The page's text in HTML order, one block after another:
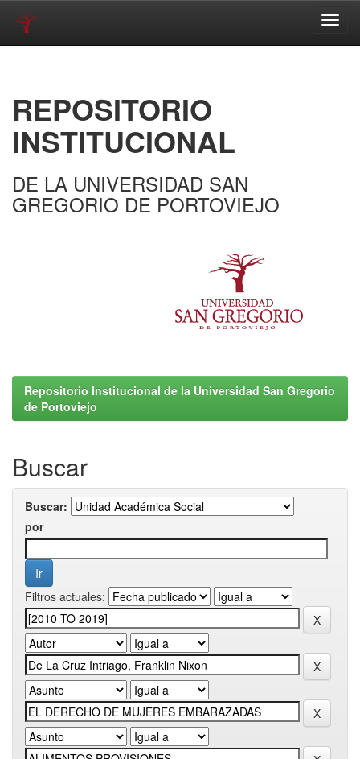
REPOSITORIO
INSTITUCIONAL
DE LA UNIVERSIDAD SAN
GREGORIO DE PORTOVIEJO
Repositorio Institucional de la Universidad San Gregorio
de Portoviejo
Buscar
Buscar:
por
Filtros actuales: